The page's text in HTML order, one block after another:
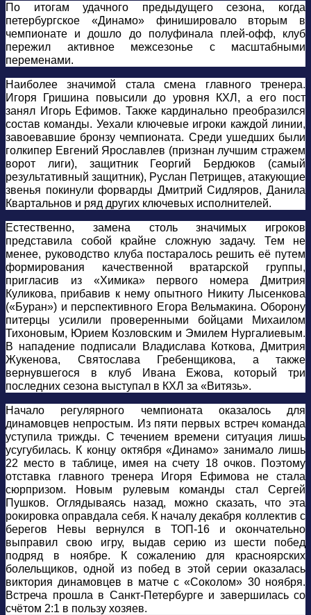
По итогам удачного предыдущего сезона, когда
петербургское «Динамо» финишировало вторым в
чемпионате и дошло до полуфинала плей-офф, клуб
пережил активное межсезонье с масштабными
переменами.
Наиболее значимой стала смена главного тренера.
Игоря Гришина повысили до уровня КХЛ, а его пост
занял Игорь Ефимов. Также кардинально преобразился
состав команды. Уехали ключевые игроки каждой линии,
завоевавшие бронзу чемпионата. Среди ушедших были
голкипер Евгений Ярославлев (признан лучшим стражем
ворот лиги), защитник Георгий Бердюков (самый
результативный защитник), Руслан Петрищев, атакующие
звенья покинули форварды Дмитрий Сидляров, Данила
Квартальнов и ряд других ключевых исполнителей.
Естественно, замена столь значимых игроков
представила собой крайне сложную задачу. Тем не
менее, руководство клуба постаралось решить её путем
формирования качественной вратарской группы,
пригласив из «Химика» первого номера Дмитрия
Куликова, прибавив к нему опытного Никиту Лысенкова
(«Буран») и перспективного Егора Вельмакина. Оборону
питерцы усилили проверенными бойцами Михаилом
Тихоновым, Юрием Козловским и Эмилем Нургалиевым.
В нападение подписали Владислава Коткова, Дмитрия
Жукенова, Святослава Гребенщикова, а также
вернувшегося в клуб Ивана Ежова, который три
последних сезона выступал в КХЛ за «Витязь».
Начало регулярного чемпионата оказалось для
динамовцев непростым. Из пяти первых встреч команда
уступила трижды. С течением времени ситуация лишь
усугубилась. К концу октября «Динамо» занимало лишь
22 место в таблице, имея на счету 18 очков. Поэтому
отставка главного тренера Игоря Ефимова не стала
сюрпризом. Новым рулевым команды стал Сергей
Пушков. Оглядываясь назад, можно сказать, что эта
рокировка оправдала себя. К началу декабря коллектив с
берегов Невы вернулся в ТОП-16 и окончательно
выправил свою игру, выдав серию из шести побед
подряд в ноябре. К сожалению для красноярских
болельщиков, одной из побед в этой серии оказалась
виктория динамовцев в матче с «Соколом» 30 ноября.
Встреча прошла в Санкт-Петербурге и завершилась со
счётом 2:1 в пользу хозяев.